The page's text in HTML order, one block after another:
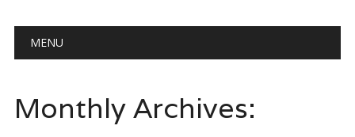
Main menu
MENU
Monthly Archives: